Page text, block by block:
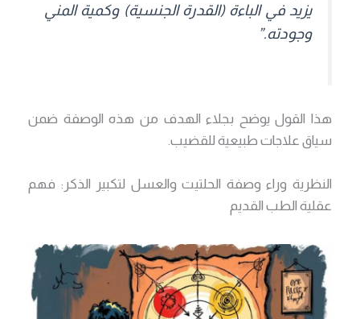
يزيد في الباءة (القدرة الجنسية) وكمية المني
وجودته.”
هذا القول يوضح بجلاء الهدف من هذه الوصفة ضمن
سياق علاجات طبيعية للقضيب.
النظرية وراء وصفة الحلتيت والعسل لتكبير الذكر: فهم
عقلية الطب القديم